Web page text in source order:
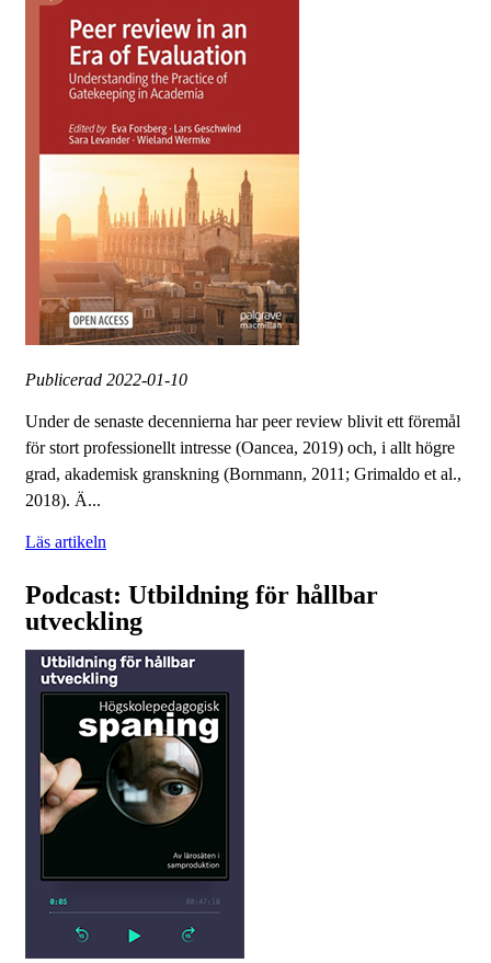
Publicerad 2022-01-10
Under de senaste decennierna har peer review blivit ett föremål
för stort professionellt intresse (Oancea, 2019) och, i allt högre
grad, akademisk granskning (Bornmann, 2011; Grimaldo et al.,
2018). Ä...
Läs artikeln
Podcast: Utbildning för hållbar
utveckling